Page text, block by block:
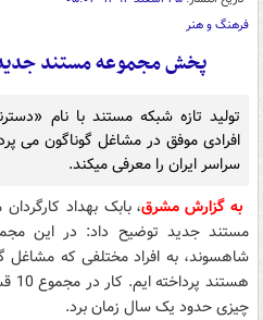
فرهنگ و هنر
پخش مجموعه مستند
تولید تازه شبکه مستند با نام
افرادی موفق در مشاغل گوناگون می
سراسر ایران را معرفی میکند.
به گزارش مشرق، بابک بهداد
مستند جدید توضیح داد: در این
شاهسوند، به افراد مختلفی که مشاغل
چیزی حدود یک سال زمان برد.